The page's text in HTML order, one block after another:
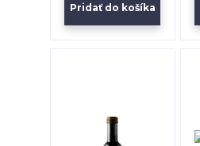
Pridať do košíka